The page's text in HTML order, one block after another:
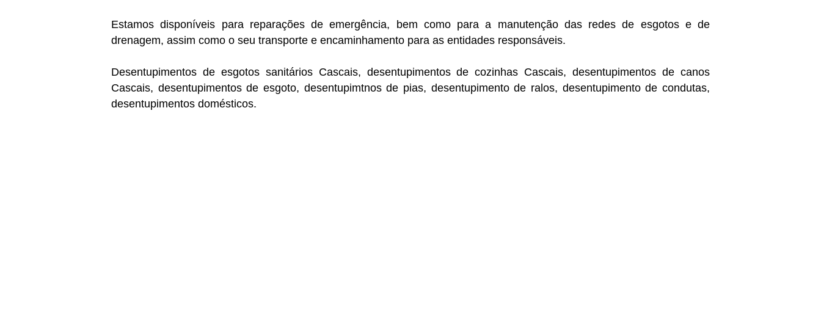
Estamos disponíveis para reparações de emergência, bem como para a manutenção das redes de esgotos e de
drenagem, assim como o seu transporte e encaminhamento para as entidades responsáveis.
Desentupimentos de esgotos sanitários Cascais, desentupimentos de cozinhas Cascais, desentupimentos de canos
Cascais, desentupimentos de esgoto, desentupimtnos de pias, desentupimento de ralos, desentupimento de condutas,
desentupimentos domésticos.